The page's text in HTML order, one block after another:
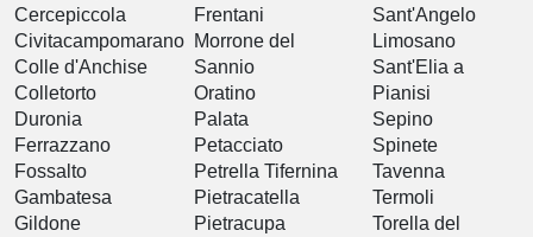
Cercepiccola
Civitacampomarano
Colle d'Anchise
Colletorto
Duronia
Ferrazzano
Fossalto
Gambatesa
Gildone
Frentani
Morrone del
Sannio
Oratino
Palata
Petacciato
Petrella Tifernina
Pietracatella
Pietracupa
Sant'Angelo
Limosano
Sant'Elia a
Pianisi
Sepino
Spinete
Tavenna
Termoli
Torella del